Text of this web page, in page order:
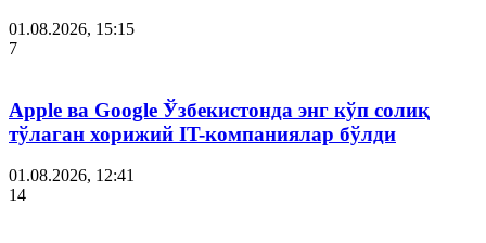
01.08.2026, 15:15
7
Apple ва Google Ўзбекистонда энг кўп солиқ
тўлаган хорижий IT-компаниялар бўлди
01.08.2026, 12:41
14